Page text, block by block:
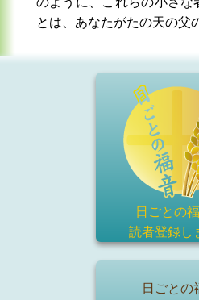
とは、あなたがたの天の父
日ごとの
読者登録し
日ごとの